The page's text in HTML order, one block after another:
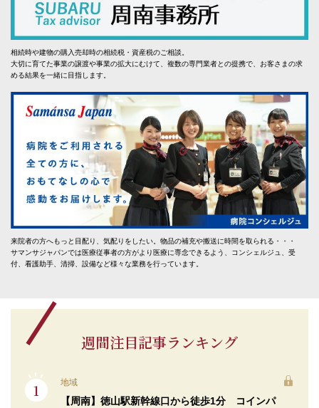
相続時や建物の購入売却時の相続税・資産税のご相談。
大切に育てた事業の譲渡や事業の拡大にむけて、複数の専門業者との提携で、お客さまの求
める結果を一緒に目指します。
来院者の方へもっと目配り、気配りをしたい。物品の補充や搬送に時間を取られる・・・
サマンサジャパンでは医療従事者の方がより医療に専念できるよう、コンシェルジュ、受
付、看護助手、清掃、設備など様々な業務を行っています。
週間注目記事ランキング
地域
【周南】徳山駅新幹線口から徒歩1分 コインパ